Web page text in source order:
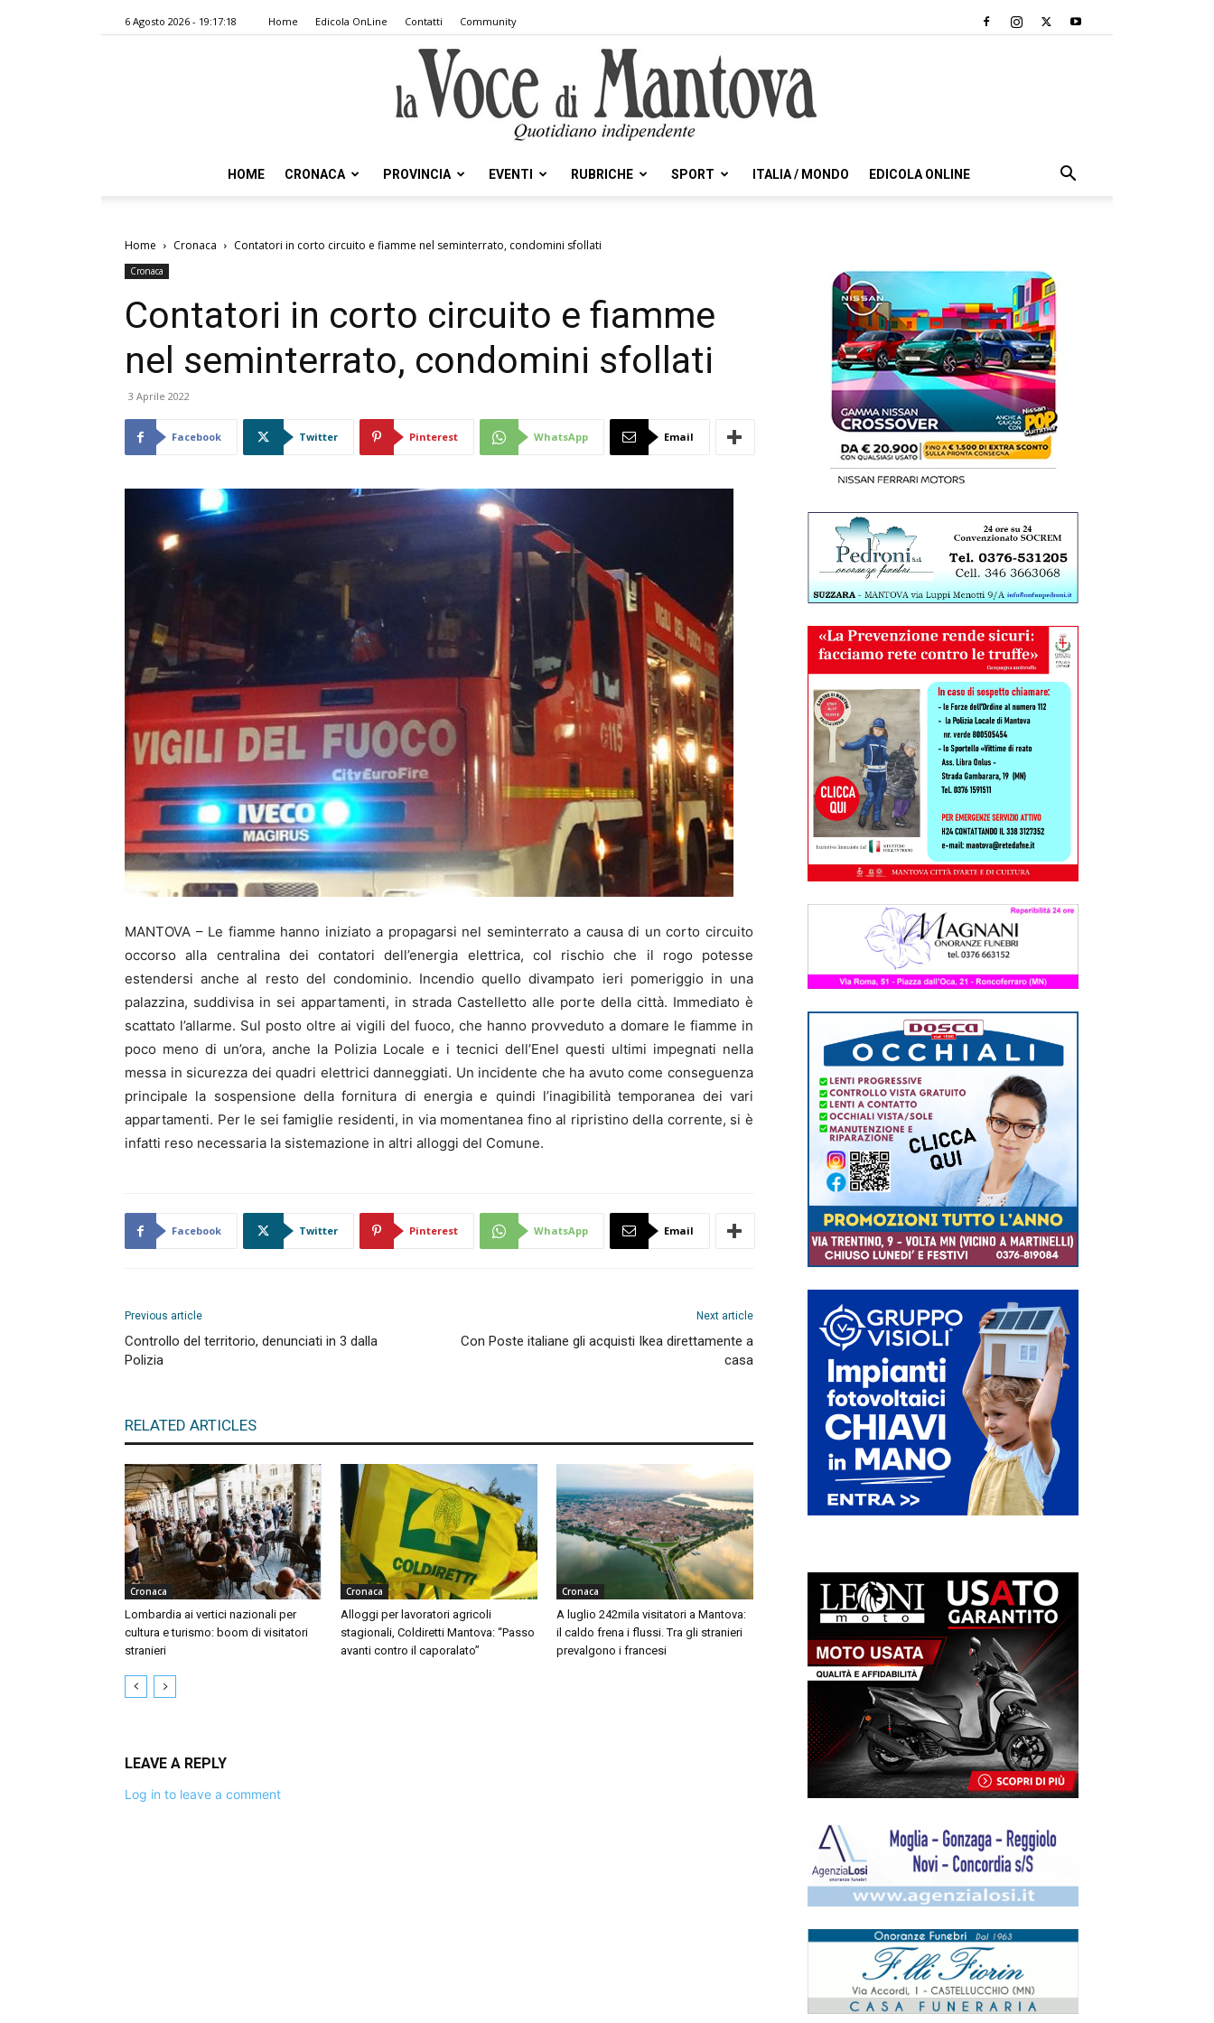
6 Agosto 2026 - 19:17:18 Home Edicola OnLine Contatti Community
Voce
HOME CRONACA PROVINCIA EVENTI RUBRICHE SPORT ITALIA / MONDO EDICOLA ONLINE
Home Cronaca Contatori in corto circuito e fiamme nel seminterrato, condomini sfollati
Cronaca
Contatori in corto circuito e fiamme
nel seminterrato, condomini sfollati
3 Aprile 2022
Facebook Twitter Pinterest WhatsApp Email
MANTOVA – Le fiamme hanno iniziato a propagarsi nel seminterrato a causa di un corto circuito
occorso alla centralina dei contatori dell’energia elettrica, col rischio che il rogo potesse
estendersi anche al resto del condominio. Incendio quello divampato ieri pomeriggio in una
palazzina, suddivisa in sei appartamenti, in strada Castelletto alle porte della città. Immediato è
scattato l’allarme. Sul posto oltre ai vigili del fuoco, che hanno provveduto a domare le fiamme in
poco meno di un’ora, anche la Polizia Locale e i tecnici dell’Enel questi ultimi impegnati nella
messa in sicurezza dei quadri elettrici danneggiati. Un incidente che ha avuto come conseguenza
principale la sospensione della fornitura di energia e quindi l’inagibilità temporanea dei vari
appartamenti. Per le sei famiglie residenti, in via momentanea fino al ripristino della corrente, si è
infatti reso necessaria la sistemazione in altri alloggi del Comune.
Facebook Twitter Pinterest WhatsApp Email
Previous article
Controllo del territorio, denunciati in 3 dalla
Polizia
Next article
Con Poste italiane gli acquisti Ikea direttamente a
casa
RELATED ARTICLES
Cronaca
Lombardia ai vertici nazionali per
cultura e turismo: boom di visitatori
stranieri
Cronaca
Alloggi per lavoratori agricoli
stagionali, Coldiretti Mantova: “Passo
avanti contro il caporalato”
Cronaca
A luglio 242mila visitatori a Mantova:
il caldo frena i flussi. Tra gli stranieri
prevalgono i francesi
LEAVE A REPLY
Log in to leave a comment